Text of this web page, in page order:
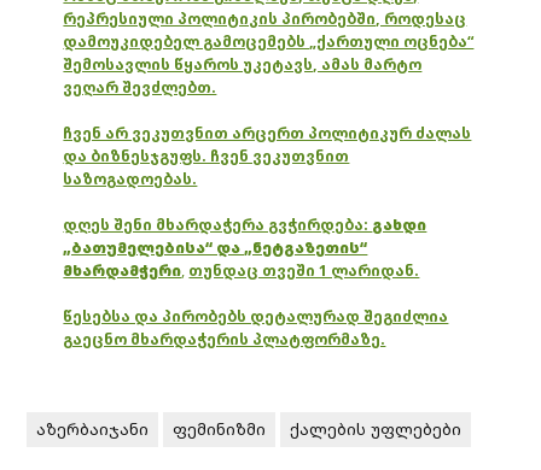
რეპრესიული პოლიტიკის პირობებში, როდესაც
დამოუკიდებელ გამოცემებს „ქართული ოცნება“
შემოსავლის წყაროს უკეტავს, ამას მარტო
ვეღარ შევძლებთ.
ჩვენ არ ვეკუთვნით არცერთ პოლიტიკურ ძალას
და ბიზნესჯგუფს. ჩვენ ვეკუთვნით
საზოგადოებას.
დღეს შენი მხარდაჭერა გვჭირდება: გახდი
„ბათუმელებისა“ და „ნეტგაზეთის“
მხარდამჭერი, თუნდაც თვეში 1 ლარიდან.
წესებსა და პირობებს დეტალურად შეგიძლია
გაეცნო მხარდაჭერის პლატფორმაზე.
აზერბაიჯანი ფემინიზმი ქალების უფლებები